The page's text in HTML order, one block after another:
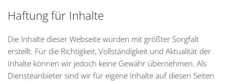
Haftung für Inhalte
Die Inhalte dieser Webseite wurden mit größter Sorgfalt
erstellt. Für die Richtigkeit, Vollständigkeit und Aktualität der
Inhalte können wir jedoch keine Gewähr übernehmen. Als
Diensteanbieter sind wir für eigene Inhalte auf diesen Seiten